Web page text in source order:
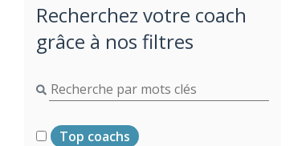
Recherchez votre coach
grâce à nos filtres
Top coachs